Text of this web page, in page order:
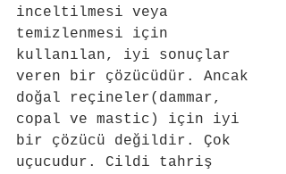
inceltilmesi veya
temizlenmesi için
kullanılan, iyi sonuçlar
veren bir çözücüdür. Ancak
doğal reçineler(dammar,
copal ve mastic) için iyi
bir çözücü değildir. Çok
uçucudur. Cildi tahriş